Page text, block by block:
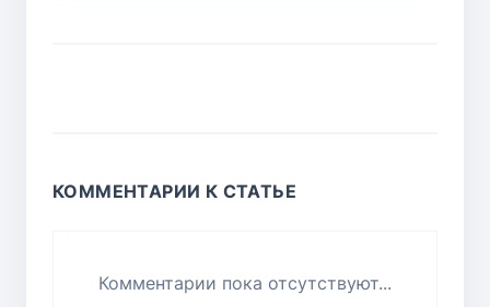
КОММЕНТАРИИ К СТАТЬЕ
Комментарии пока отсутствуют...